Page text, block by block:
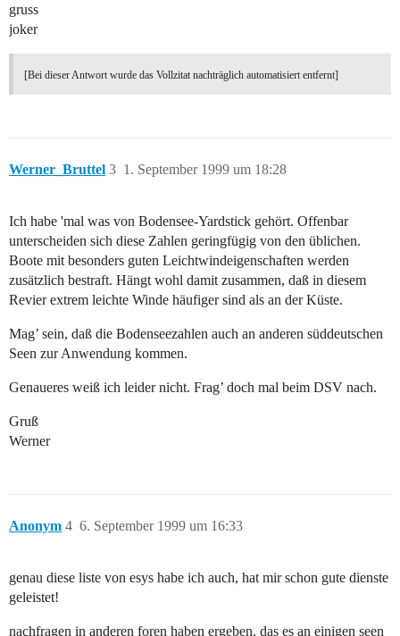
gruss
joker
[Bei dieser Antwort wurde das Vollzitat nachträglich automatisiert entfernt]
Werner_Bruttel 1. September 1999 um 18:28
3
Ich habe 'mal was von Bodensee-Yardstick gehört. Offenbar
unterscheiden sich diese Zahlen geringfügig von den üblichen.
Boote mit besonders guten Leichtwindeigenschaften werden
zusätzlich bestraft. Hängt wohl damit zusammen, daß in diesem
Revier extrem leichte Winde häufiger sind als an der Küste.
Mag’ sein, daß die Bodenseezahlen auch an anderen süddeutschen
Seen zur Anwendung kommen.
Genaueres weiß ich leider nicht. Frag’ doch mal beim DSV nach.
Gruß
Werner
Anonym 6. September 1999 um 16:33
4
genau diese liste von esys habe ich auch, hat mir schon gute dienste
geleistet!
nachfragen in anderen foren haben ergeben, das es an einigen seen